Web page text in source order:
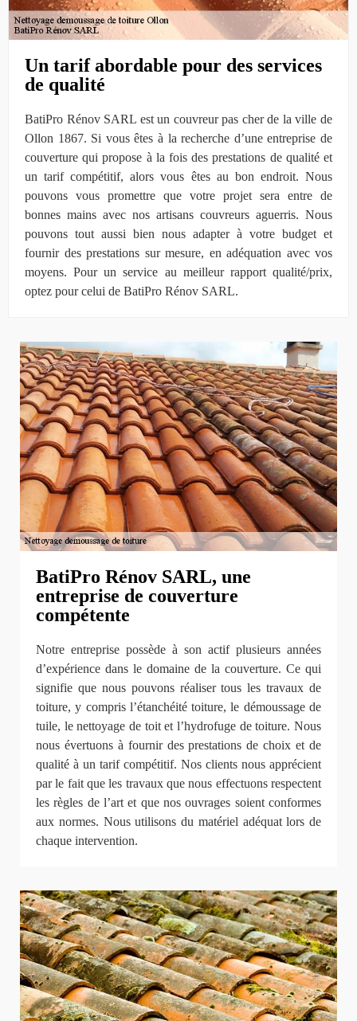
Un tarif abordable pour des services
de qualité
BatiPro Rénov SARL est un couvreur pas cher de la ville de
Ollon 1867. Si vous êtes à la recherche d’une entreprise de
couverture qui propose à la fois des prestations de qualité et
un tarif compétitif, alors vous êtes au bon endroit. Nous
pouvons vous promettre que votre projet sera entre de
bonnes mains avec nos artisans couvreurs aguerris. Nous
pouvons tout aussi bien nous adapter à votre budget et
fournir des prestations sur mesure, en adéquation avec vos
moyens. Pour un service au meilleur rapport qualité/prix,
optez pour celui de BatiPro Rénov SARL.
BatiPro Rénov SARL, une
entreprise de couverture
compétente
Notre entreprise possède à son actif plusieurs années
d’expérience dans le domaine de la couverture. Ce qui
signifie que nous pouvons réaliser tous les travaux de
toiture, y compris l’étanchéité toiture, le démoussage de
tuile, le nettoyage de toit et l’hydrofuge de toiture. Nous
nous évertuons à fournir des prestations de choix et de
qualité à un tarif compétitif. Nos clients nous apprécient
par le fait que les travaux que nous effectuons respectent
les règles de l’art et que nos ouvrages soient conformes
aux normes. Nous utilisons du matériel adéquat lors de
chaque intervention.